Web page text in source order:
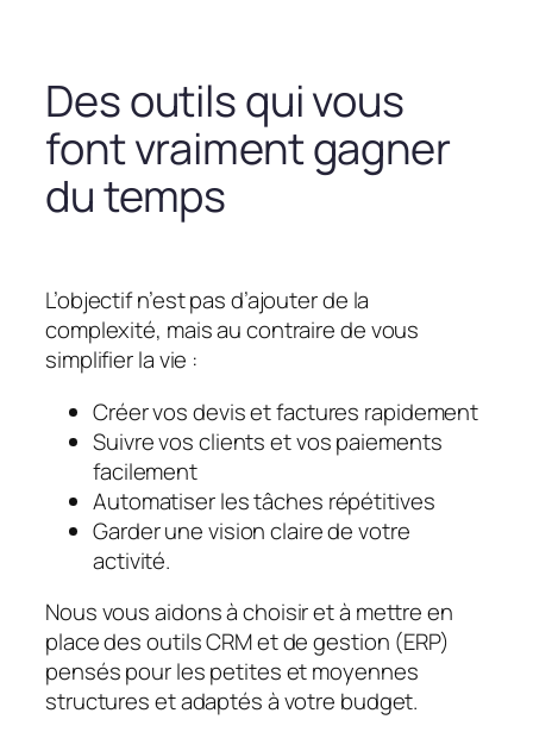
Des outils qui vous
font vraiment gagner
du temps
L’objectif n’est pas d’ajouter de la
complexité, mais au contraire de vous
simplifier la vie :
Créer vos devis et factures rapidement
Suivre vos clients et vos paiements
facilement
Automatiser les tâches répétitives
Garder une vision claire de votre
activité.
Nous vous aidons à choisir et à mettre en
place des outils CRM et de gestion (ERP)
pensés pour les petites et moyennes
structures et adaptés à votre budget.